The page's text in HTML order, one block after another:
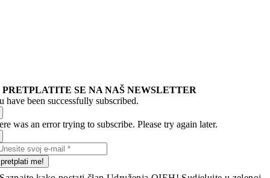
PRETPLATITE SE NA NAŠ NEWSLETTER
have been successfully subscribed.
was an error trying to subscribe. Please try again later.
pretplati me!